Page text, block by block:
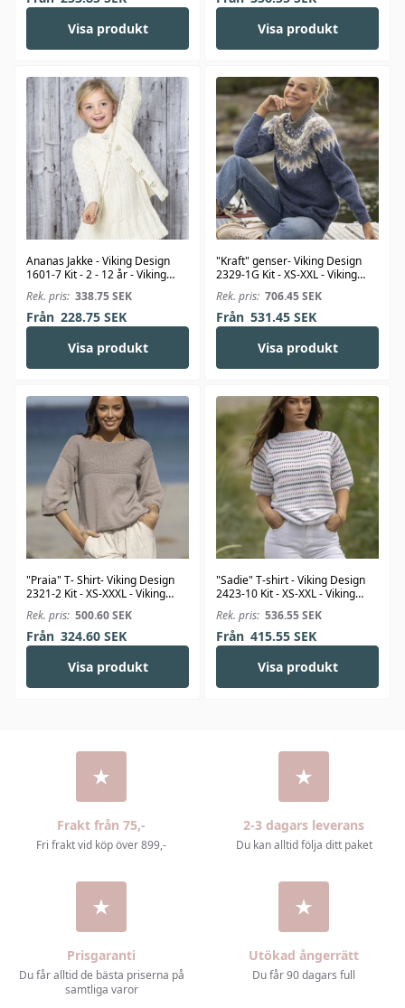
Visa produkt
Visa produkt
Ananas Jakke - Viking Design
1601-7 Kit - 2 - 12 år - Viking
Bjørk
Rek. pris: 338.75SEK
Från 228.75SEK
Visa produkt
"Kraft" genser- Viking Design
2329-1G Kit - XS-XXL - Viking
Wool
Rek. pris: 706.45SEK
Från 531.45SEK
Visa produkt
"Praia" T- Shirt- Viking Design
2321-2 Kit - XS-XXXL - Viking
Bjørk
Rek. pris: 500.60SEK
Från 324.60SEK
Visa produkt
"Sadie" T-shirt - Viking Design
2423-10 Kit - XS-XXL - Viking
Linus
Rek. pris: 536.55SEK
Från 415.55SEK
Visa produkt
Frakt från 75,-
Fri frakt vid köp över 899,-
2-3 dagars leverans
Du kan alltid följa ditt paket
Prisgaranti
Du får alltid de bästa priserna på
samtliga varor
Utökad ångerrätt
Du får 90 dagars full